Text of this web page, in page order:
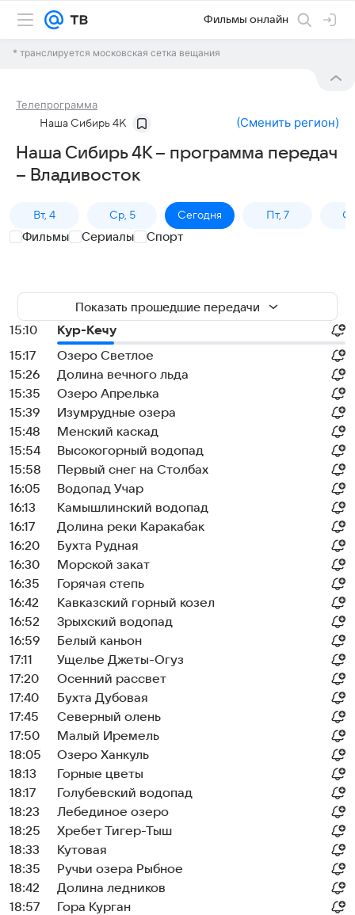
Фильмы онлайн
* транслируется московская сетка вещания
Телепрограмма
Наша Сибирь 4К (Сменить регион)
Наша Сибирь 4К – программа передач
– Владивосток
Вт, 4 Ср, 5 Сегодня Пт, 7
Фильмы Сериалы Спорт
Показать прошедшие передачи
15:10
Кур-Кечу
15:17
Озеро Светлое
15:26
Долина вечного льда
15:35
Озеро Апрелька
15:39
Изумрудные озера
15:48
Менский каскад
15:54
Высокогорный водопад
15:58
Первый снег на Столбах
16:05
Водопад Учар
16:13
Камышлинский водопад
16:17
Долина реки Каракабак
16:20
Бухта Рудная
16:30
Морской закат
16:35
Горячая степь
16:42
Кавказский горный козел
16:52
Зрыхский водопад
16:59
Белый каньон
17:11
Ущелье Джеты-Огуз
17:20
Осенний рассвет
17:40
Бухта Дубовая
17:45
Северный олень
17:50
Малый Иремель
18:05
Озеро Ханкуль
18:13
Горные цветы
18:17
Голубевский водопад
18:23
Лебединое озеро
18:25
Хребет Тигер-Тыш
18:33
Кутовая
18:35
Ручьи озера Рыбное
18:42
Долина ледников
18:57
Гора Курган